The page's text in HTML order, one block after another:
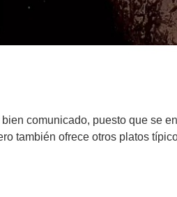
comunicado, puesto que se
también ofrece otros platos